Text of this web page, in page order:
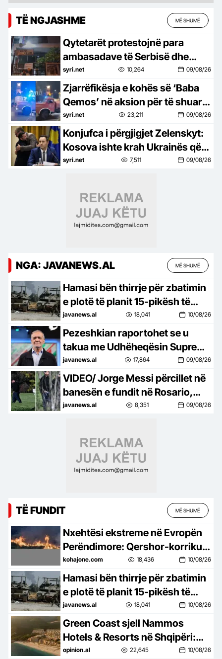
TË NGJASHME MË SHUMË
Qytetarët protestojnë para
ambasadave të Serbisë dhe
Ukrainës: ‘Dardania e lirë’, thirrje
për UÇK-në
syri.net 10,264 09/08/26
Zjarrëfikësja e kohës së ‘Baba
Qemos’ në aksion për të shuar
zjarrin/ Berisha nxjerr VIDEO-n:
Flet vetë!
syri.net 23,211 09/08/26
Konjufca i përgjigjet Zelenskyt:
Kosova ishte krah Ukrainës që
në ditën e parë, Serbia jo
syri.net 7,511 09/08/26
NGA: JAVANEWS.AL MË SHUMË
Hamasi bën thirrje për zbatimin
e plotë të planit 15-pikësh të
Trumpit –
javanews.al 18,041 10/08/26
Pezeshkian raportohet se u
takua me Udhëheqësin Suprem
Khamenei: Do të publikojmë
edhe pamje –
javanews.al 17,864 09/08/26
VIDEO/ Jorge Messi përcillet në
banesën e fundit në Rosario,
ceremonia familjare! Leo i dha
javanews.al 8,351 09/08/26
TË FUNDIT MË SHUMË
Nxehtësi ekstreme në Evropën
Perëndimore: Qershor-korriku
më i nxehtë në histori
kohajone.com 18,436 10/08/26
Hamasi bën thirrje për zbatimin
e plotë të planit 15-pikësh të
Trumpit –
javanews.al 18,041 10/08/26
Green Coast sjell Nammos
Hotels & Resorts në Shqipëri:
Destinacion i ri lifestyle
opinion.al 22,645 10/08/26